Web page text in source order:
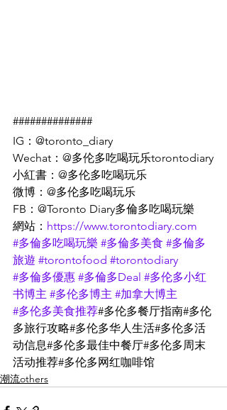
##############
IG：@toronto_diary
Wechat：@多伦多吃喝玩乐torontodiary
小紅書：@多伦多吃喝玩乐
微博：@多伦多吃喝玩乐
FB：@Toronto Diary多倫多吃喝玩樂
網站： https://www.torontodiary.com
#多倫多吃喝玩樂 #多倫多美食 #多倫多
旅遊 #torontofood #torontodiary
#多倫多優惠 #多倫多Deal #多伦多小红
书博主 #多伦多博主 #加拿大博主
#多伦多美食推荐#多伦多餐厅指南#多伦
多旅行攻略#多伦多华人生活#多伦多活
动信息#多伦多最佳中餐厅#多伦多周末
活动推荐#多伦多网红咖啡馆
潮流others